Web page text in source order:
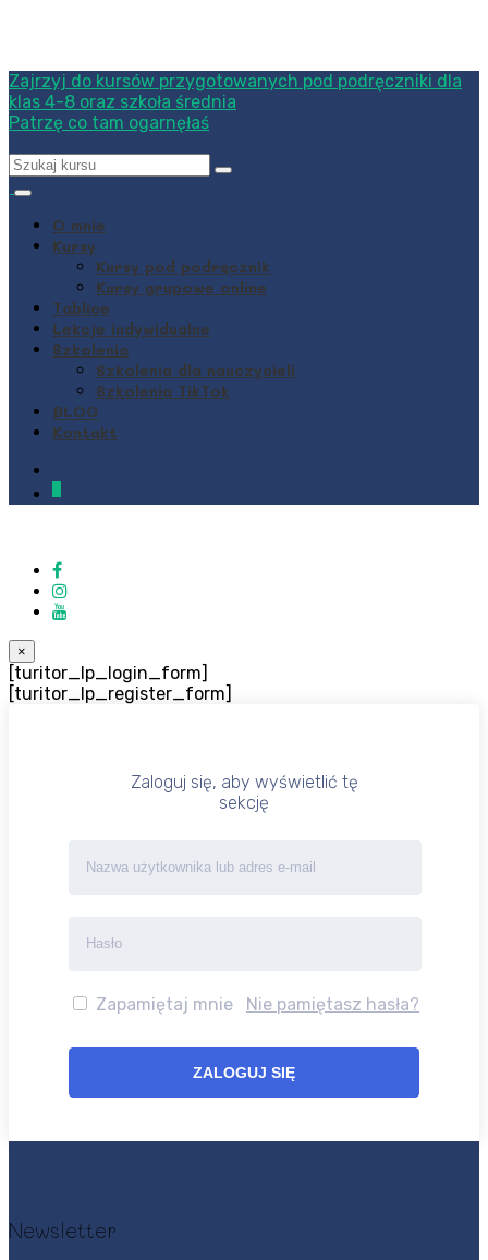
Zajrzyj do kursów przygotowanych pod podręczniki dla
klas 4-8 oraz szkoła średnia
Patrzę co tam ogarnęłaś
O mnie
Kursy
Kursy pod podręcznik
Kursy grupowe online
Tablice
Lekcje indywidualne
Szkolenia
Szkolenia dla nauczycieli
Szkolenia TikTok
BLOG
Kontakt
×
[turitor_lp_login_form]
[turitor_lp_register_form]
Zaloguj się, aby wyświetlić tę
sekcję
Zapamiętaj mnie Nie pamiętasz hasła?
Newsletter